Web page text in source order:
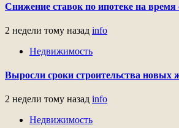
Снижение ставок по ипотеке на время
2 недели тому назад info
Недвижимость
Выросли сроки строительства новых
2 недели тому назад info
Недвижимость